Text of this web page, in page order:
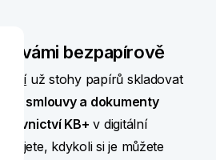
s vámi bezpapírově
už stohy papírů skladovat
smlouvy a dokumenty
KB+ v digitální
kdykoli si je můžete